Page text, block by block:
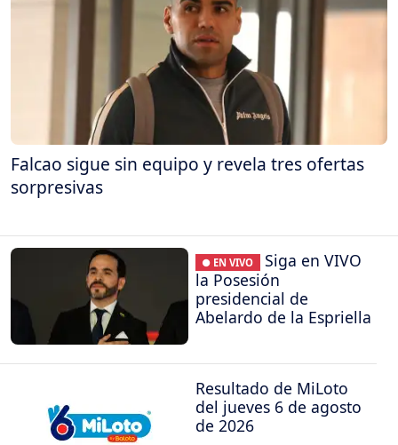
Falcao sigue sin equipo y revela tres ofertas
sorpresivas
● EN VIVO
Siga en VIVO
la Posesión
presidencial de
Abelardo de la Espriella
Resultado de MiLoto
del jueves 6 de agosto
de 2026